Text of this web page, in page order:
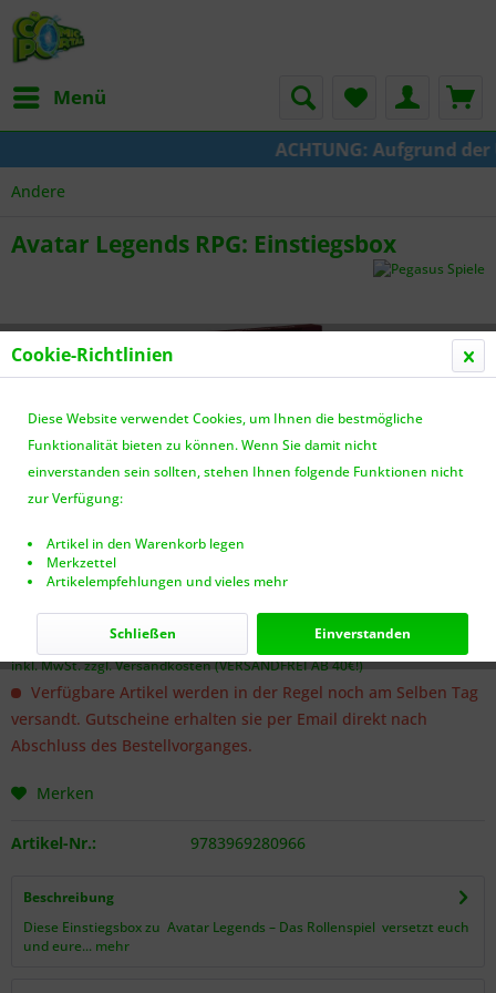
Menü
ACHTUNG: Aufgrund
Andere
Avatar Legends RPG: Einstiegsbox
Dieser Artikel steht derzeit nicht zur Verfügung!
24,99 € *
inkl. MwSt.zzgl. Versandkosten (VERSANDFREI AB 40€!)
Verfügbare Artikel werden in der Regel noch am Selben Tag
versandt. Gutscheine erhalten sie per Email direkt nach
Abschluss des Bestellvorganges.
Merken
Artikel-Nr.: 9783969280966
Beschreibung
Diese Einstiegsbox zu Avatar Legends – Das Rollenspiel versetzt euch
und eure... mehr
Cookie-Richtlinien
Diese Website verwendet Cookies, um Ihnen die bestmögliche
Funktionalität bieten zu können. Wenn Sie damit nicht
einverstanden sein sollten, stehen Ihnen folgende Funktionen nicht
zur Verfügung:
Artikel in den Warenkorb legen
Merkzettel
Artikelempfehlungen und vieles mehr
Einverstanden
Schließen